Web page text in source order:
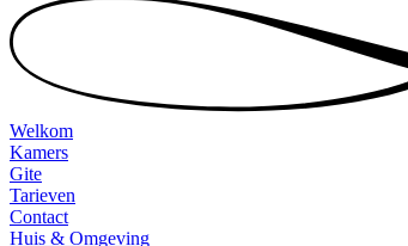
Welkom
Kamers
Gite
Tarieven
Contact
Huis & Omgeving